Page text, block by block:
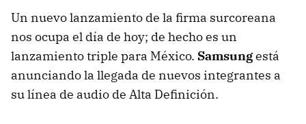
Un nuevo lanzamiento de la firma surcoreana
nos ocupa el día de hoy; de hecho es un
lanzamiento triple para México. Samsungestá
anunciando la llegada de nuevos integrantes a
su línea de audio de Alta Definición.